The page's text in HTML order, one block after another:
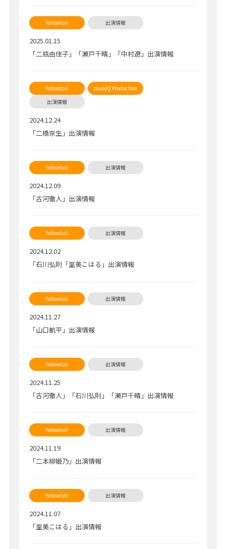
2025.01.15
「二瓶由佳子」「瀬戸千晴」「中村遼」出演情報
2024.12.24
「二橋奈生」出演情報
2024.12.09
「古河徹人」出演情報
2024.12.02
「石川弘則「里美こはる」出演情報
2024.11.27
「山口航平」出演情報
2024.11.25
「古河徹人」「石川弘則」「瀬戸千晴」出演情報
2024.11.19
「二本柳姫乃」出演情報
2024.11.07
「里美こはる」出演情報